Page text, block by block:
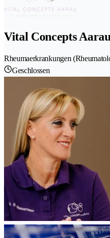
Vital Concepts
Rheumaerkrankungen
Geschlossen